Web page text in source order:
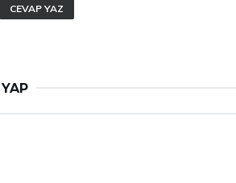
CEVAP YAZ